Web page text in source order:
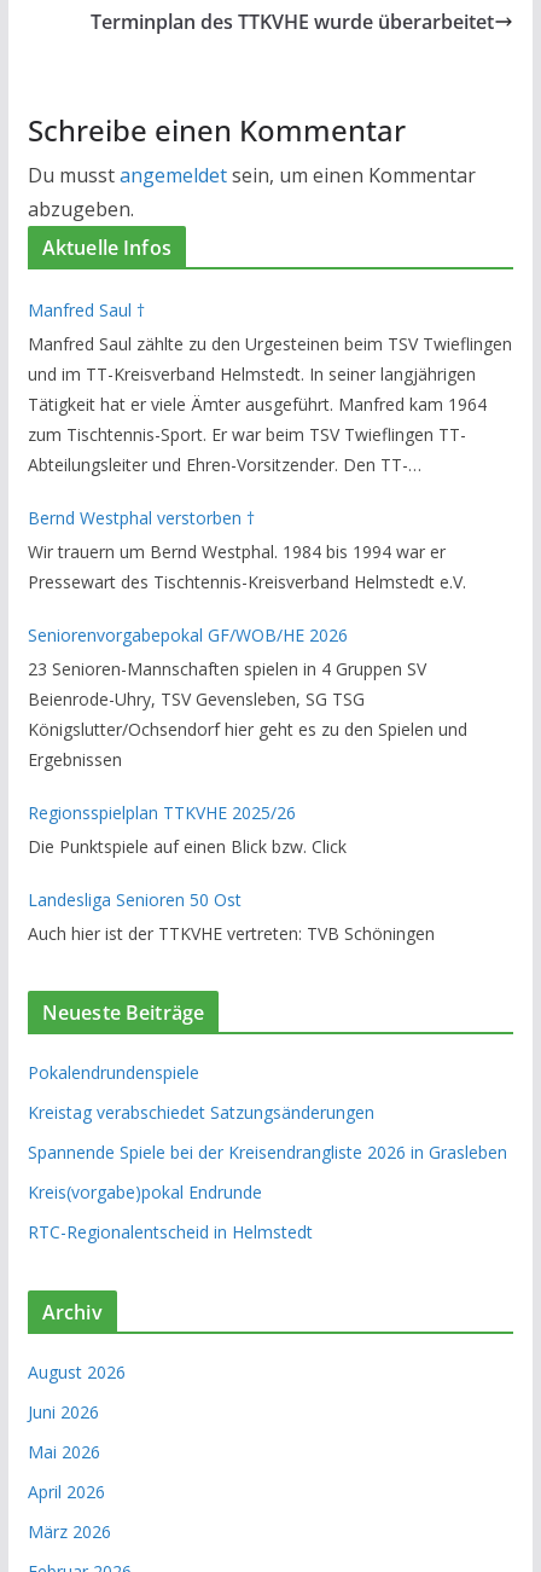
Terminplan des TTKVHE wurde überarbeitet
Schreibe einen Kommentar
Du musstangemeldetsein, um einen Kommentar
abzugeben.
Aktuelle Infos
Manfred Saul †
Manfred Saul zählte zu den Urgesteinen beim TSV Twieflingen
und im TT-Kreisverband Helmstedt. In seiner langjährigen
Tätigkeit hat er viele Ämter ausgeführt. Manfred kam 1964
zum Tischtennis-Sport. Er war beim TSV Twieflingen TT-
Abteilungsleiter und Ehren-Vorsitzender. Den TT-
Helmstedt unterstützte er als Staffelleiter. Zuletzt war er
Vorsitzender des Rechtsausschusses im Kreisverband. Im
stillen GedenkenH.-K. Bartels / Vorsitzender
Bernd Westphal verstorben †
Wir trauern um Bernd Westphal. 1984 bis 1994 war er
Pressewart des Tischtennis-Kreisverband Helmstedt e.V.
Seniorenvorgabepokal GF/WOB/HE 2026
23 Senioren-Mannschaften spielen in 4 Gruppen SV
Beienrode-Uhry, TSV Gevensleben, SG TSG
Königslutter/Ochsendorf hier geht es zu den Spielen und
Ergebnissen
Regionsspielplan TTKVHE 2025/26
Die Punktspiele auf einen Blick bzw. Click
Landesliga Senioren 50 Ost
Auch hier ist der TTKVHE vertreten: TVB Schöningen
Neueste Beiträge
Pokalendrundenspiele
Kreistag verabschiedet Satzungsänderungen
Spannende Spiele bei der Kreisendrangliste 2026 in Grasleben
Kreis(vorgabe)pokal Endrunde
RTC-Regionalentscheid in Helmstedt
Archiv
August 2026
Juni 2026
Mai 2026
April 2026
März 2026